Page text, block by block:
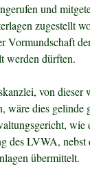
und
zugestellt
Vormundschaft
werden dürften.
von dieser
wäre dies gelinde
wie
des LVWA,
übermittelt.